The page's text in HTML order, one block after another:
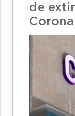
de
Corona